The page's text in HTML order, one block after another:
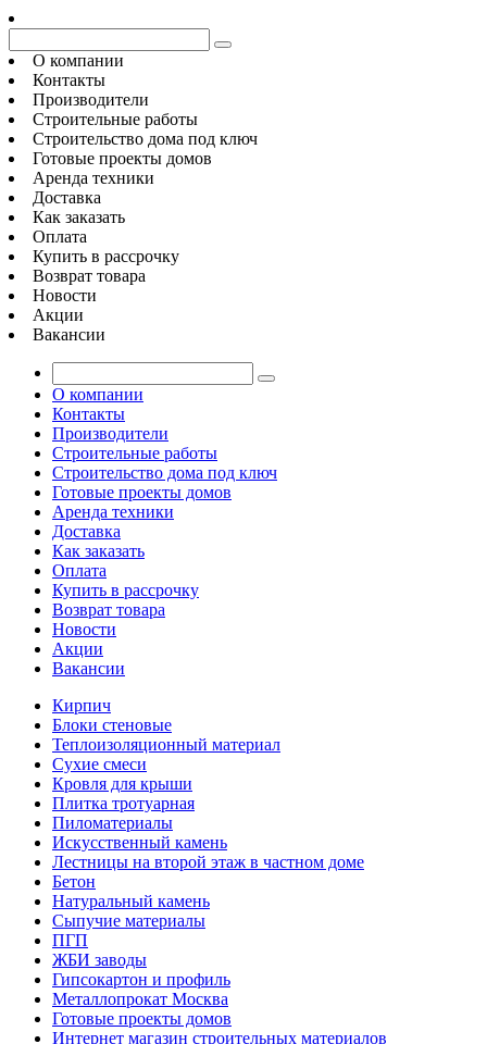
О компании
Контакты
Производители
Строительные работы
Строительство дома под ключ
Готовые проекты домов
Аренда техники
Доставка
Как заказать
Оплата
Купить в рассрочку
Возврат товара
Новости
Акции
Вакансии
О компании
Контакты
Производители
Строительные работы
Строительство дома под ключ
Готовые проекты домов
Аренда техники
Доставка
Как заказать
Оплата
Купить в рассрочку
Возврат товара
Новости
Акции
Вакансии
Кирпич
Блоки стеновые
Теплоизоляционный материал
Сухие смеси
Кровля для крыши
Плитка тротуарная
Пиломатериалы
Искусственный камень
Лестницы на второй этаж в частном доме
Бетон
Натуральный камень
Сыпучие материалы
ПГП
ЖБИ заводы
Гипсокартон и профиль
Металлопрокат Москва
Готовые проекты домов
Интернет магазин строительных материалов